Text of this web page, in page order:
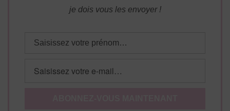
je dois vous les envoyer !